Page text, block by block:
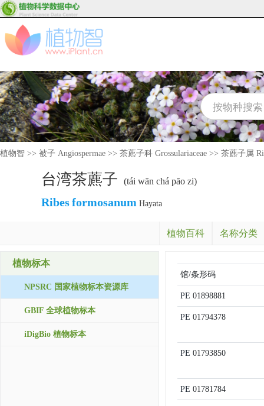
植物智 >> 被子 Angiospermae >> 茶藨子科 Grossulariaceae >> 茶藨子属
台湾茶藨子 (tái wān chá pāo zi)
Ribesformosanum Hayata
植物百科 名称分类
植物标本
NPSRC 国家植物标本资源库
GBIF 全球植物标本
iDigBio 植物标本
馆/条形码
PE 01898881
PE 01794378
PE 01793850
PE 01781784